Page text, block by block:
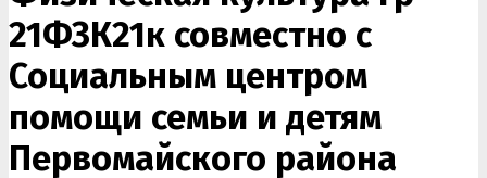
21ФЗК21к совместно с
Социальным центром
помощи семьи и детям
Первомайского района